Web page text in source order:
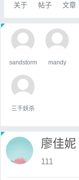
关于 帖子 文章
sandstorm mandy
三千妖杀
廖佳妮
111